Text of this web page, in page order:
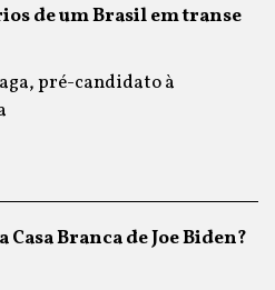
de um Brasil em transe
pré-candidato à
Branca de Joe Biden?